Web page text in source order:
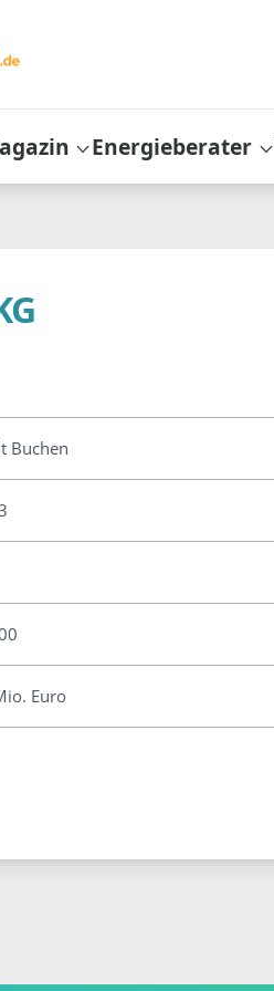
Energieberater
Buchen
Euro